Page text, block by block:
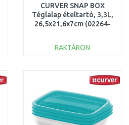
CURVER SNAP BOX
Téglalap ételtartó, 3,3L,
26,5x21,6x7cm (02264-
RAKTÁRON
Összehasonlítás